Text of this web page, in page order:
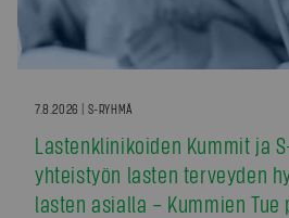
7.8.2026 | S-RYHMÄ
Lastenklinikoiden Kummit ja
yhteistyön lasten terveyden
lasten asialla – Kummien